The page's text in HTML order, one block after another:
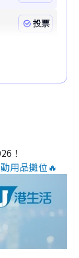
！
用品攤位🔥